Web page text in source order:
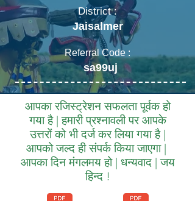
District :
Jaisalmer
Referral Code :
sa99uj
आपका रजिस्ट्रेशन सफलता पूर्वक हो
गया है | हमारी प्रश्नावली पर आपके
उत्तरों को भी दर्ज कर लिया गया है |
आपको जल्द ही संपर्क किया जाएगा |
आपका दिन मंगलमय हो | धन्यवाद | जय
हिन्द !